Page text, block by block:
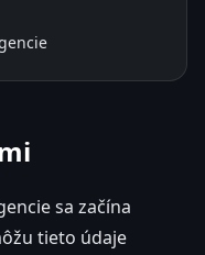
sa začína
tieto údaje